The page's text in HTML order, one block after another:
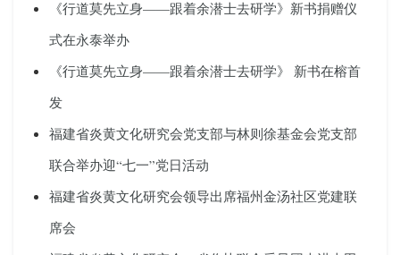
《行道莫先立身——跟着余潜士去研学》新书捐赠仪
式在永泰举办
《行道莫先立身——跟着余潜士去研学》 新书在榕首
发
福建省炎黄文化研究会党支部与林则徐基金会党支部
联合举办迎“七一”党日活动
福建省炎黄文化研究会领导出席福州金汤社区党建联
席会